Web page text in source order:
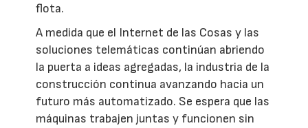
flota.
A medida que el Internet de las Cosas y las
soluciones telemáticas continúan abriendo
la puerta a ideas agregadas, la industria de la
construcción continua avanzando hacia un
futuro más automatizado. Se espera que las
máquinas trabajen juntas y funcionen sin